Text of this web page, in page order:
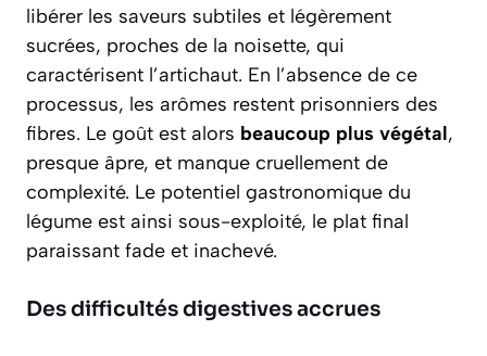
libérer les saveurs subtiles et légèrement
sucrées, proches de la noisette, qui
caractérisent l’artichaut. En l’absence de ce
processus, les arômes restent prisonniers des
fibres. Le goût est alors beaucoup plus végétal,
presque âpre, et manque cruellement de
complexité. Le potentiel gastronomique du
légume est ainsi sous-exploité, le plat final
paraissant fade et inachevé.
Des difficultés digestives accrues